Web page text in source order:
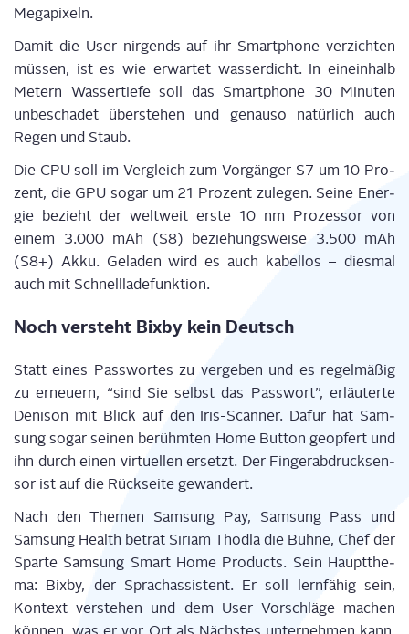
Megapixeln.
Damit die User nir­gends auf ihr Smart­phone ver­zich­ten
müs­sen, ist es wie erwar­tet was­ser­dicht. In ein­ein­halb
Metern Was­ser­tie­fe soll das Smart­phone 30 Minu­ten
unbe­scha­det über­ste­hen und genau­so natür­lich auch
Regen und Staub.
Die CPU soll im Ver­gleich zum Vor­gän­ger S7 um 10 Pro­
zent, die GPU sogar um 21 Pro­zent zule­gen. Sei­ne Ener­
gie bezieht der welt­weit ers­te 10 nm Pro­zes­sor von
einem 3.000 mAh (S8) bezie­hungs­wei­se 3.500 mAh
(S8+) Akku. Gela­den wird es auch kabel­los – dies­mal
auch mit Schnellladefunktion.
Noch ver­steht Bix­by kein Deutsch
Statt eines Pass­wor­tes zu ver­ge­ben und es regel­mä­ßig
zu erneu­ern, “sind Sie selbst das Pass­wort”, erläu­ter­te
Den­i­son mit Blick auf den Iris-Scan­ner. Dafür hat Sam­
sung sogar sei­nen berühm­ten Home But­ton geop­fert und
ihn durch einen vir­tu­el­len ersetzt. Der Fin­ger­ab­druck­sen­
sor ist auf die Rück­sei­te gewandert.
Nach den The­men Sam­sung Pay, Sam­sung Pass und
Sam­sung Health betrat Siri­am Thod­la die Büh­ne, Chef der
Spar­te Sam­sung Smart Home Pro­ducts. Sein Haupt­the­
ma: Bix­by, der Sprach­as­sis­tent. Er soll lern­fä­hig sein,
Kon­text ver­ste­hen und dem User Vor­schlä­ge machen